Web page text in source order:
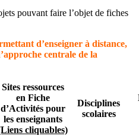
pouvant faire l’objet de fiches
d’enseigner à distance,
centrale de la
Sites ressources
en Fiche
d’Activités pour
les enseignants
cliquables)
Disciplines
scolaires